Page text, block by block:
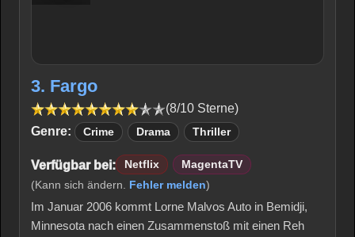
3. Fargo
(8/10 Sterne)
Genre:
Crime Drama Thriller
Verfügbar bei: Netflix
MagentaTV
(Kann sich ändern. Fehler melden)
Im Januar 2006 kommt Lorne Malvos Auto in Bemidji,
Minnesota nach einen Zusammenstoß mit einen Reh